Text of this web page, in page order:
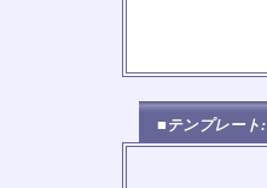
■テンプレート: